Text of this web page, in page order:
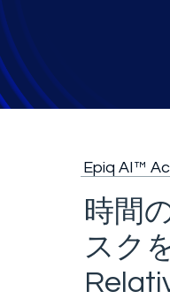
Epiq AI™
時間
スク